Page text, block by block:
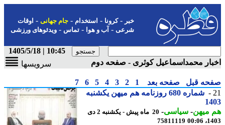
-کرونا-استخدام- جام جهانی-اوقات
شرعی-آب و هوا-تماس-ویدئوهای ورزشی
10:45 | 1405/5/18
محمداسماعیل کوثری - صفحه دوم
سرویسها
قبل صفحه بعد 1
2
3
4
5
6
7
شماره 680 روزنامه هم میهن یکشنبه
میهن-سیاسی-
20 ماه پیش - یکشنبه 2 دی
75811119